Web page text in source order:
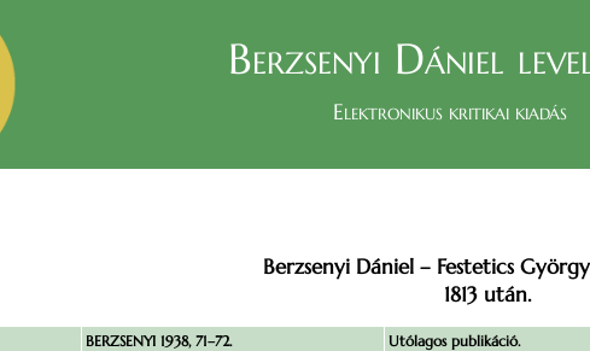
Berzsenyi Dániel
Elektronikus kritikai kiadás
Berzsenyi Dániel – Festetics
1813 után.
BERZSENYI 1938, 71–72.
Utólagos publikáció.